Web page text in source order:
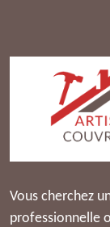
Vous cherchez
professionnelle